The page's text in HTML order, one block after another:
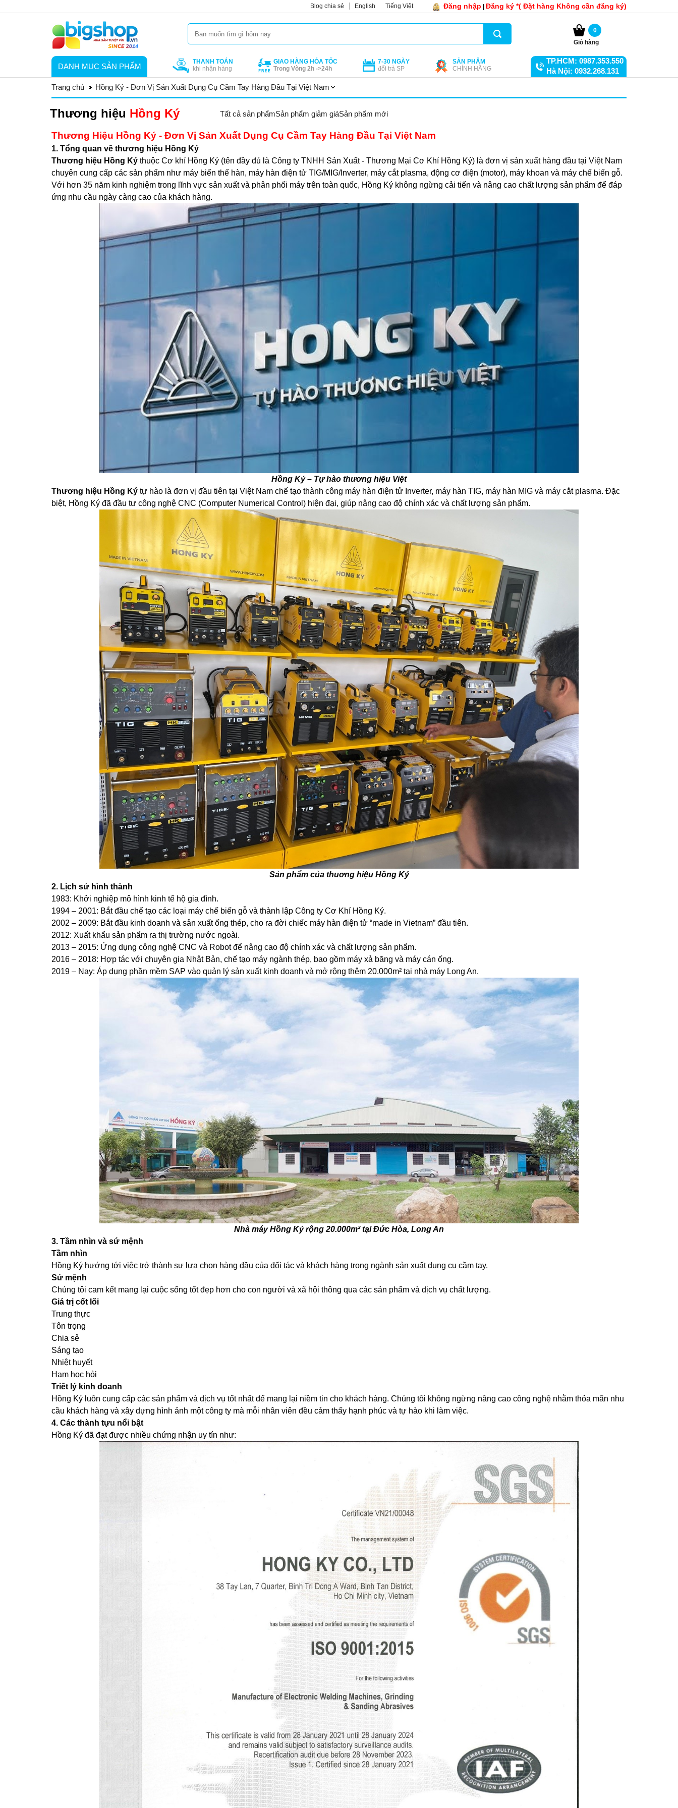
Đăng nhập Đăng ký *( Đặt hàng Không cần đăng ký)
Blog chia sẻ English Tiếng Việt
0
Giỏ hàng
DANH MỤC SẢN PHẨM
THANH TOÁN
khi nhận hàng
GIAO HÀNG HỎA TỐC
Trong Vòng 2h ->24h
7-30 NGÀY
đổi trả SP
SẢN PHẨM
CHÍNH HÃNG
TP.HCM: 0987.353.550
Hà Nội: 0932.268.131
Trang chủ
Hồng Ký - Đơn Vị Sản Xuất Dụng Cụ Cầm Tay Hàng Đầu Tại Việt Nam
Thương hiệu Hồng Ký Tất cả sản phẩmSản phẩm giảm giáSản phẩm mới
Thương Hiệu Hồng Ký - Đơn Vị Sản Xuất Dụng Cụ Cầm Tay Hàng Đầu Tại Việt Nam
1. Tổng quan về thương hiệu Hồng Ký
Thương hiệu Hồng Ký thuộc Cơ khí Hồng Ký (tên đầy đủ là Công ty TNHH Sản Xuất - Thương Mại Cơ Khí Hồng Ký) là đơn vị sản xuất hàng đầu tại Việt Nam
chuyên cung cấp các sản phẩm như máy biến thế hàn, máy hàn điện tử TIG/MIG/Inverter, máy cắt plasma, động cơ điện (motor), máy khoan và máy chế biến gỗ.
Với hơn 35 năm kinh nghiệm trong lĩnh vực sản xuất và phân phối máy trên toàn quốc, Hồng Ký không ngừng cải tiến và nâng cao chất lượng sản phẩm để đáp
ứng nhu cầu ngày càng cao của khách hàng.
Hồng Ký – Tự hào thương hiệu Việt
Thương hiệu Hồng Ký tự hào là đơn vị đầu tiên tại Việt Nam chế tạo thành công máy hàn điện tử Inverter, máy hàn TIG, máy hàn MIG và máy cắt plasma. Đặc
biệt, Hồng Ký đã đầu tư công nghệ CNC (Computer Numerical Control) hiện đại, giúp nâng cao độ chính xác và chất lượng sản phẩm.
Sản phẩm của thuơng hiệu Hồng Ký
2. Lịch sử hình thành
1983: Khởi nghiệp mô hình kinh tế hộ gia đình.
1994 – 2001: Bắt đầu chế tạo các loại máy chế biến gỗ và thành lập Công ty Cơ Khí Hồng Ký.
2002 – 2009: Bắt đầu kinh doanh và sản xuất ống thép, cho ra đời chiếc máy hàn điện tử “made in Vietnam” đầu tiên.
2012: Xuất khẩu sản phẩm ra thị trường nước ngoài.
2013 – 2015: Ứng dụng công nghệ CNC và Robot để nâng cao độ chính xác và chất lượng sản phẩm.
2016 – 2018: Hợp tác với chuyên gia Nhật Bản, chế tạo máy ngành thép, bao gồm máy xả băng và máy cán ống.
2019 – Nay: Áp dụng phần mềm SAP vào quản lý sản xuất kinh doanh và mở rộng thêm 20.000m² tại nhà máy Long An.
Nhà máy Hồng Ký rộng 20.000m² tại Đức Hòa, Long An
3. Tầm nhìn và sứ mệnh
Tầm nhìn
Hồng Ký hướng tới việc trở thành sự lựa chọn hàng đầu của đối tác và khách hàng trong ngành sản xuất dụng cụ cầm tay.
Sứ mệnh
Chúng tôi cam kết mang lại cuộc sống tốt đẹp hơn cho con người và xã hội thông qua các sản phẩm và dịch vụ chất lượng.
Giá trị cốt lõi
Trung thực
Tôn trọng
Chia sẻ
Sáng tạo
Nhiệt huyết
Ham học hỏi
Triết lý kinh doanh
Hồng Ký luôn cung cấp các sản phẩm và dịch vụ tốt nhất để mang lại niềm tin cho khách hàng. Chúng tôi không ngừng nâng cao công nghệ nhằm thỏa mãn nhu
cầu khách hàng và xây dựng hình ảnh một công ty mà mỗi nhân viên đều cảm thấy hạnh phúc và tự hào khi làm việc.
4. Các thành tựu nổi bật
Hồng Ký đã đạt được nhiều chứng nhận uy tín như: